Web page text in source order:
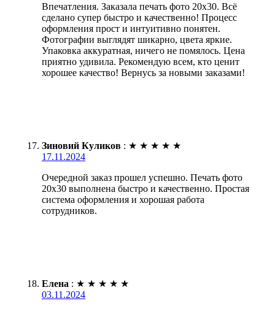
Впечатления. Заказала печать фото 20х30. Всё
сделано супер быстро и качественно! Процесс
оформления прост и интуитивно понятен.
Фотографии выглядят шикарно, цвета яркие.
Упаковка аккуратная, ничего не помялось. Цена
приятно удивила. Рекомендую всем, кто ценит
хорошее качество! Вернусь за новыми заказами!
Зиновий Куликов : ★ ★ ★ ★ ★
17.11.2024
Очередной заказ прошел успешно. Печать фото
20х30 выполнена быстро и качественно. Простая
система оформления и хорошая работа
сотрудников.
Елена : ★ ★ ★ ★ ★
03.11.2024